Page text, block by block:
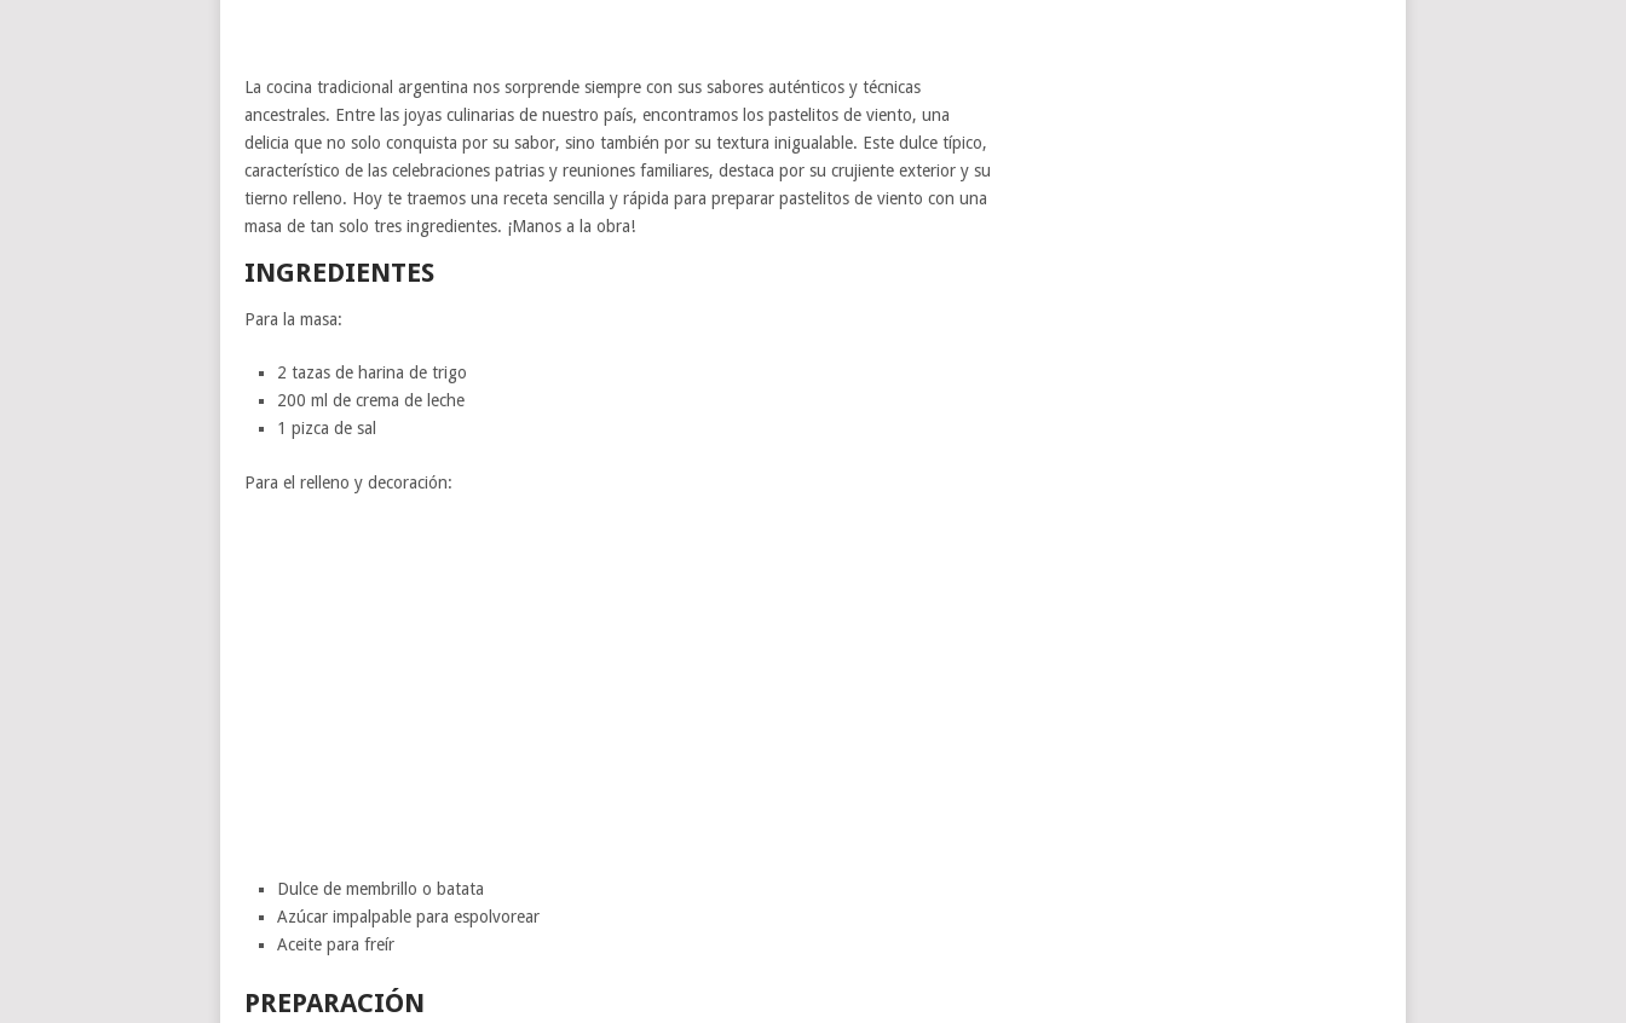
La cocina tradicional argentina nos sorprende siempre con sus sabores auténticos y técnicas
ancestrales. Entre las joyas culinarias de nuestro país, encontramos los pastelitos de viento, una
delicia que no solo conquista por su sabor, sino también por su textura inigualable. Este dulce típico,
característico de las celebraciones patrias y reuniones familiares, destaca por su crujiente exterior y su
tierno relleno. Hoy te traemos una receta sencilla y rápida para preparar pastelitos de viento con una
masa de tan solo tres ingredientes. ¡Manos a la obra!
INGREDIENTES
Para la masa:
2 tazas de harina de trigo
200 ml de crema de leche
1 pizca de sal
Para el relleno y decoración:
Dulce de membrillo o batata
Azúcar impalpable para espolvorear
Aceite para freír
PREPARACIÓN